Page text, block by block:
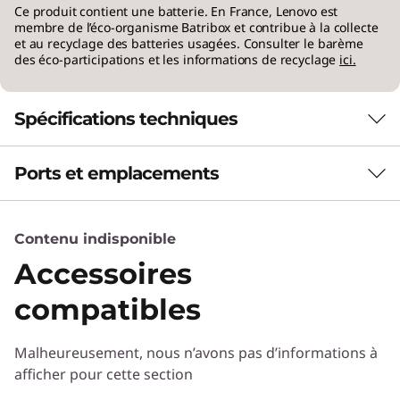
Ryzen™
L’essentiel pour effectuer votre travail en classe
Ryzen™, profitez de l’équilibre parfait entre
vitesse, fiabilité et endurance. Exploitez votre
plein potentiel, en amphi ou à la maison.
Ce produit contient une batterie. En France, Lenovo est
membre de l’éco-organisme Batribox et contribue à la collecte
et au recyclage des batteries usagées. Consulter le barème
des éco-participations et les informations de recyclage ici.
Spécifications techniques
Performances
54 Wh
Compatible avec Rapid Charge Boost (15 minutes de
charge = 2 heures d’autonomie)
Audio
2 haut-parleurs de 2 W
Dolby Audio™
Ports et emplacements
Contenu indisponible
Accessoires
compatibles
Malheureusement, nous n’avons pas d’informations à
afficher pour cette section